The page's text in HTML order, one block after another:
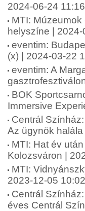
2024-06-24 11:16
MTI:
helyszíne |
eventim:
(x) | 2024-03-22
eventim: A
BOK
Immersive
Centrál
Az ügynök
MTI: Hat év
Kolozsváron |
MTI:
2023-12-05 10:02
Centrál
éves Centrál